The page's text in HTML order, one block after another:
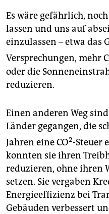
Es wäre gefährlich,
lassen und uns auf
einzulassen – etwa das
Versprechungen, mehr
oder die
reduzieren.
Einen anderen Weg
Länder gegangen, die
Jahren eine CO2-Steuer
konnten sie ihren
reduzieren, ohne ihren
setzen. Sie vergaben
Energieeffizienz bei
Gebäuden verbessert